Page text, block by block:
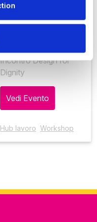
umanitarie
Incontro Design for
Dignity
Vedi Evento
Hub lavoro Workshop